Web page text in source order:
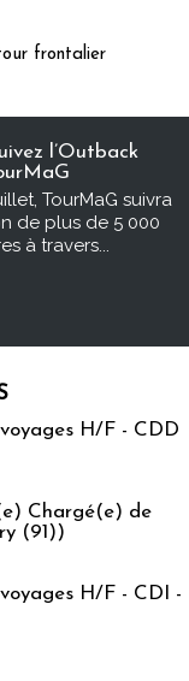
frontalier
l’Outback
TourMaG suivra
de plus de 5 000
à travers...
H/F - CDD
Chargé(e) de
(91))
H/F - CDI -